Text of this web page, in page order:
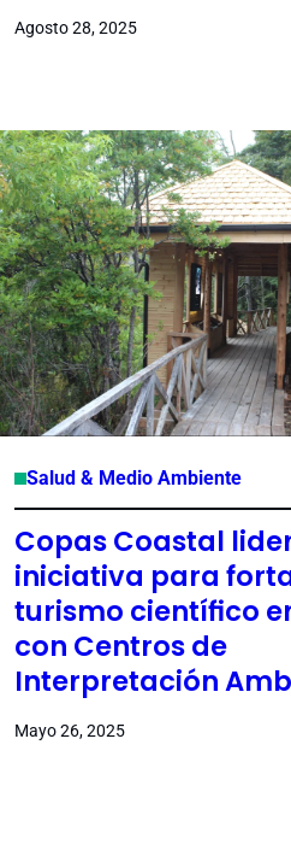
Agosto 28, 2025
Salud & Medio Ambiente
Copas Coastal
iniciativa para
turismo científico
con Centros de
Interpretación
Mayo 26, 2025